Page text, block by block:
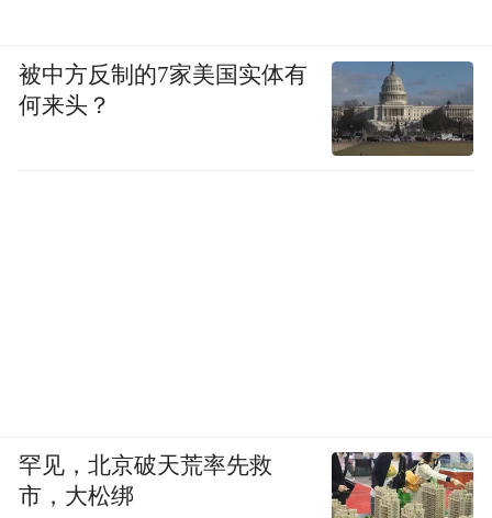
被中方反制的7家美国实体有
何来头？
罕见，北京破天荒率先救
市，大松绑